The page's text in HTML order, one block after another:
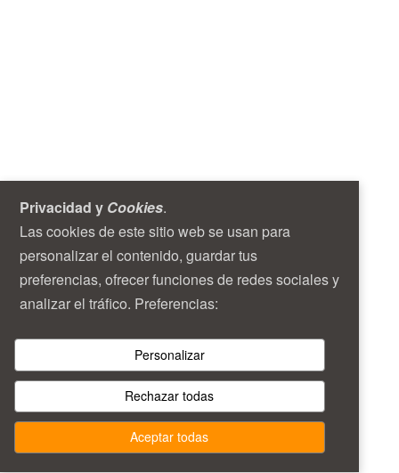
Privacidad y Cookies.
Las cookies de este sitio web se usan para
personalizar el contenido, guardar tus
preferencias, ofrecer funciones de redes sociales y
analizar el tráfico. Preferencias:
Personalizar
Rechazar todas
Aceptar todas